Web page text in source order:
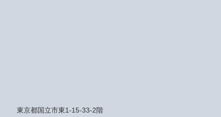
東京都国立市東1-15-33-2階